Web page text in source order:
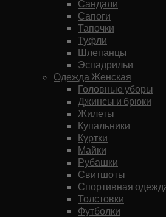
Сандали
Сапоги
Тапочки
Туфли
Шлепанцы
Эспадрильи
Одежда Женская
Головные уборы
Джинсы и брюки
Жилеты
Купальники
Куртки
Майки
Рубашки
Свитшоты
Спортивная
Толстовки
Футболки